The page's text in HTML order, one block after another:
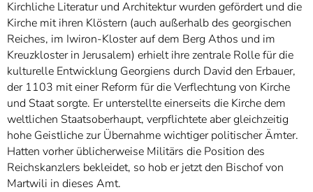
Kirchliche Literatur und Architektur wurden gefördert und die
Kirche mit ihren Klöstern (auch außerhalb des georgischen
Reiches, im Iwiron-Kloster auf dem Berg Athos und im
Kreuzkloster in Jerusalem) erhielt ihre zentrale Rolle für die
kulturelle Entwicklung Georgiens durch David den Erbauer,
der 1103 mit einer Reform für die Verflechtung von Kirche
und Staat sorgte. Er unterstellte einerseits die Kirche dem
weltlichen Staatsoberhaupt, verpflichtete aber gleichzeitig
hohe Geistliche zur Übernahme wichtiger politischer Ämter.
Hatten vorher üblicherweise Militärs die Position des
Reichskanzlers bekleidet, so hob er jetzt den Bischof von
Martwili in dieses Amt.